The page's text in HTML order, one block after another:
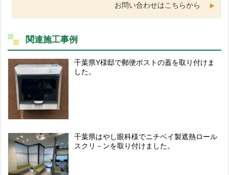
お問い合わせはこちらから
関連施工事例
千葉県Y様邸で郵便ポストの蓋を取り付けま
した。
千葉県はやし眼科様でニチベイ製遮熱ロール
スクリ－ンを取り付けました。